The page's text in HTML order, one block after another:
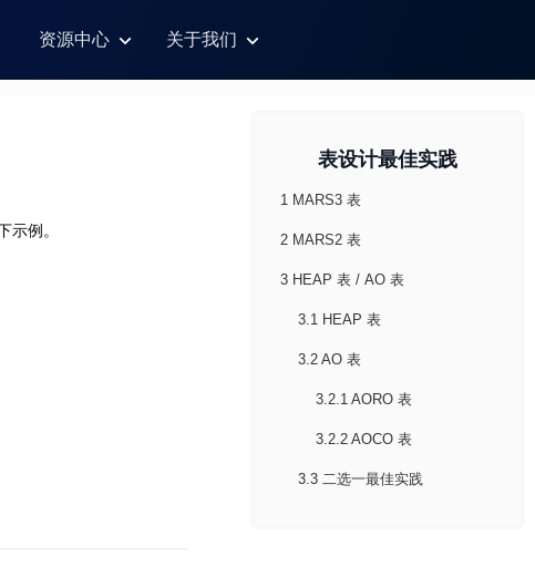
资源中心 关于我们
例。
表设计最佳实践
1 MARS3 表
2 MARS2 表
3 HEAP 表 / AO 表
3.1 HEAP 表
3.2 AO 表
3.2.1 AORO 表
3.2.2 AOCO 表
3.3 二选一最佳实践